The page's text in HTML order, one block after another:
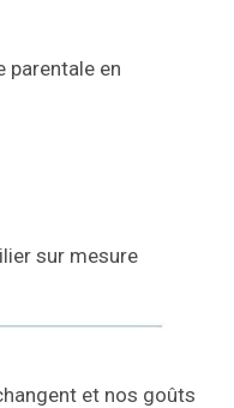
parentale en
sur mesure
et nos goûts